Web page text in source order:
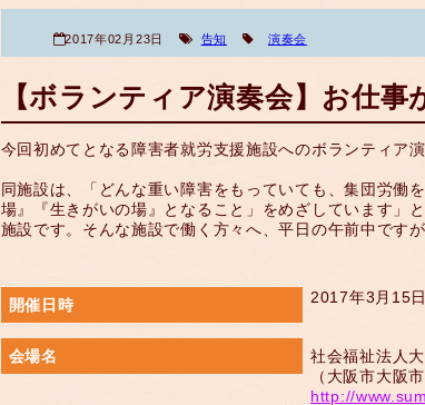
2017年02月23日 告知 演奏会
【ボランティア演奏会】お仕
今回初めてとなる障害者就労支援施設へのボランティア
同施設は、「どんな重い障害をもっていても、集団労働
場』『生きがいの場』となること」をめざしています」
施設です。そんな施設で働く方々へ、平日の午前中です
開催日時 2017年3月15
会場名
社会福祉法人
（大阪市大阪
http://